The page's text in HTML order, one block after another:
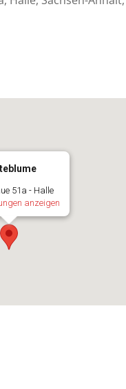
51a - Halle
anzeigen